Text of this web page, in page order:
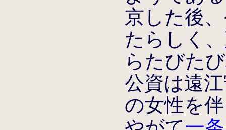
京した後
たらしく、
らたびた
公資は遠
の女性を